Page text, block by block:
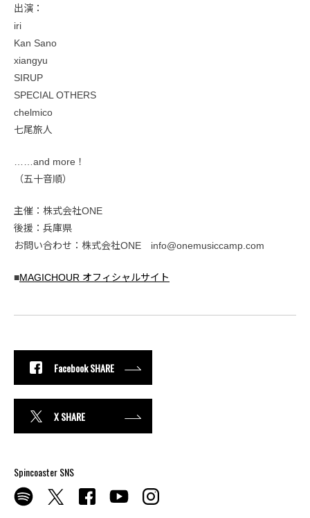
出演：
iri
Kan Sano
xiangyu
SIRUP
SPECIAL OTHERS
chelmico
七尾旅人
……and more！
（五十音順）
主催：株式会社ONE
後援：兵庫県
お問い合わせ：株式会社ONE info@onemusiccamp.com
■MAGICHOUR オフィシャルサイト
Facebook SHARE
X SHARE
Spincoaster SNS